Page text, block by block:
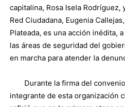
capitalina, Rosa Isela Rodríguez,
Red Ciudadana, Eugenia
Plateada, es una acción inédita,
las áreas de seguridad del
en marcha para atender la
Durante la firma del
integrante de esta organización